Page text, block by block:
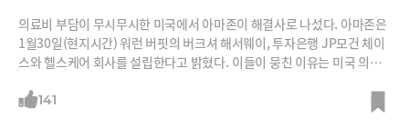
의료비 부담이 무시무시한 미국에서 아마존이 해결사로 나섰다. 아마존은
1월30일(현지시간) 워런 버핏의 버크셔 해서웨이, 투자은행 JP모건 체이
스와 헬스케어 회사를 설립한다고 밝혔다. 이들이 뭉친 이유는 미국 의료
대상으로 먼저 서비스를 실시한 뒤 일반에 확대할 계획이다. 그런데 전자
141